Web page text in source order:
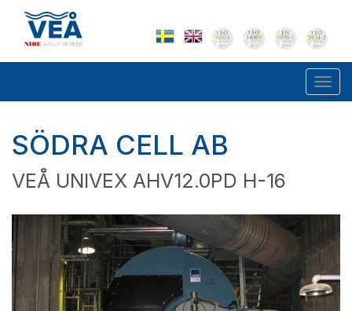
SÖDRA CELL AB
VEÅ UNIVEX AHV12.0PD H-16